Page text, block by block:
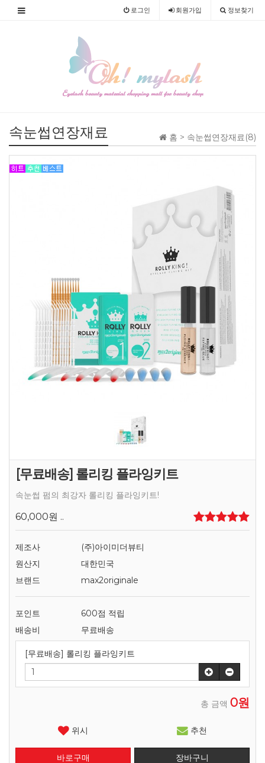
로그인 회원가입 정보찾기
홈 > 속눈썹연장재료(8)
속눈썹연장재료
[무료배송] 롤리킹 플라잉키트
속눈썹 펌의 최강자 롤리킹 플라잉키트!
60,000원 ..
제조사
(주)아이미더뷰티
원산지
대한민국
브랜드
max2originale
포인트
600점 적립
배송비
무료배송
[무료배송] 롤리킹 플라잉키트
총 금액 0원
위시 추천